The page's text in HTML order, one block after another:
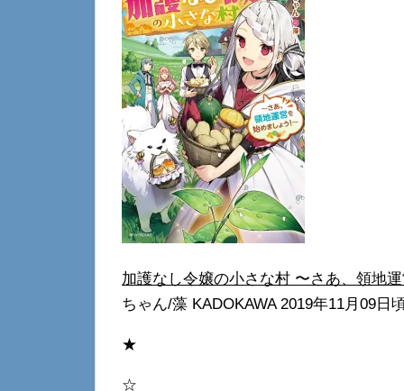
加護なし令嬢の小さな村 〜さあ、領地
ちゃん/藻 KADOKAWA 2019年11月09日
★
☆